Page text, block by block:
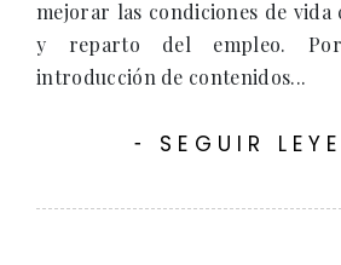
mejorar las condiciones de vida
y reparto del empleo.
introducción de contenidos...
- SEGUIR